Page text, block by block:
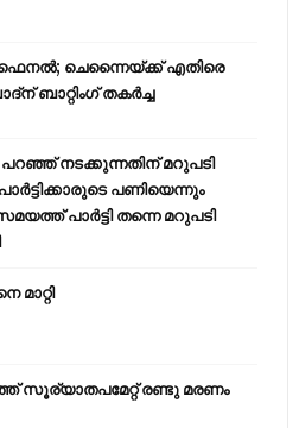
ഫൈനൽ; ചെന്നൈയ്ക്ക് എതിരെ
ബാറ്റിംഗ് തകർച്ച
പറഞ്ഞ് നടക്കുന്നതിന് മറുപടി
പണിയെന്നും
പാര്‍ട്ടി തന്നെ മറുപടി
മാറ്റി
സൂര്യാതപമേറ്റ് രണ്ടു മരണം